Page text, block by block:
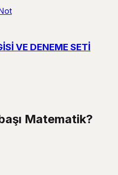
VE DENEME SETİ
Matematik?